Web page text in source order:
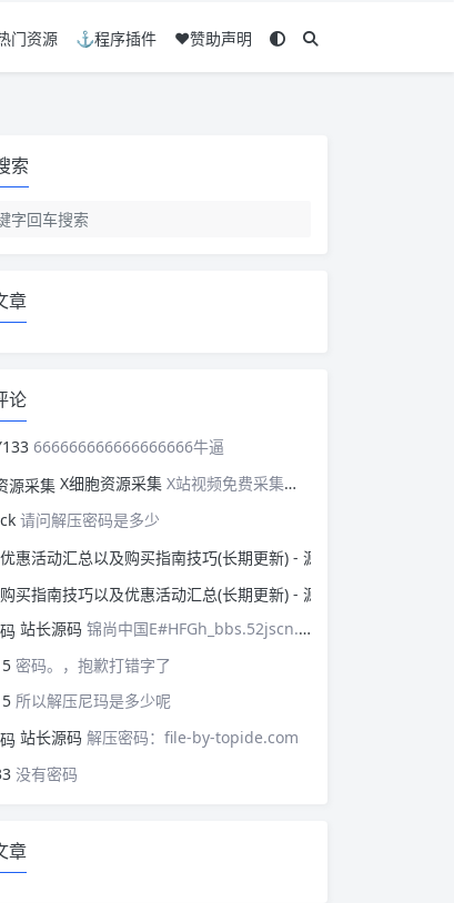
门资源 ⚓程序插件 ❤️赞助声明
索
章
论
666666666666666666牛逼
X细胞资源采集 X站视频免费采集，可以适配此CMS，含免费模板。有需要的站长可以看看xxibaozyw.com
请问解压密码是多少
站长源码 锦尚中国E#HFGh_bbs.52jscn.comEYzhibo8
密码。，抱歉打错字了
所以解压尼玛是多少呢
站长源码 解压密码：file-by-topide.com
没有密码
章